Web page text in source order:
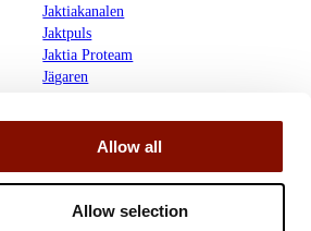
Allow all
Allow selection
Jaktiakanalen
Jaktpuls
Jaktia Proteam
Jägaren